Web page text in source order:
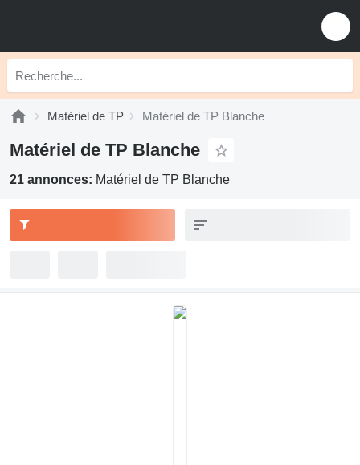
Matériel de TP Matériel de TP Blanche
Matériel de TP Blanche
21 annonces: Matériel de TP Blanche